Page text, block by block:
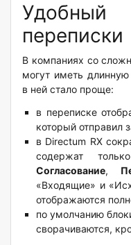
переписки
В компаниях со
могут иметь длинную
в ней стало проще:
в переписке
который отправил
в Directum RX
содержат
Согласование,
«Входящие» и
отображаются
по умолчанию
сворачиваются,